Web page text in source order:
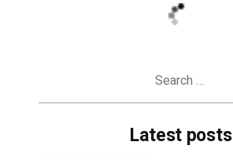
Latest posts